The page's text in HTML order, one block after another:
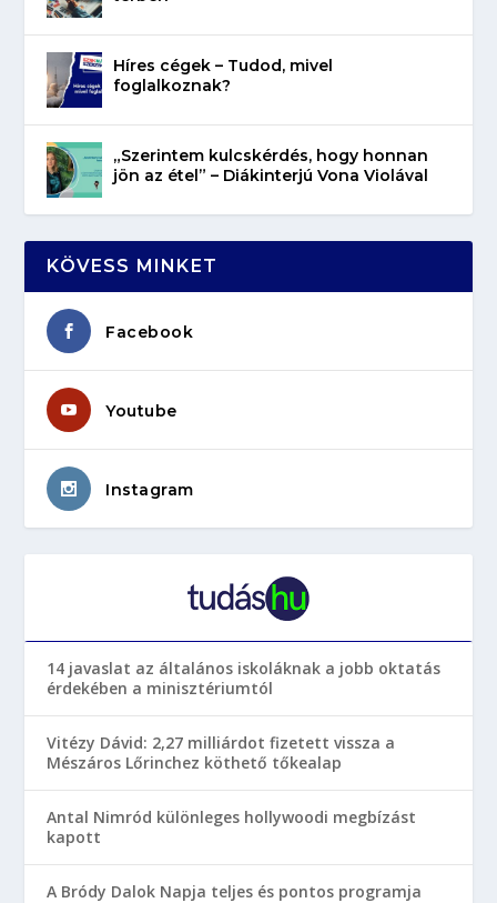
Híres cégek – Tudod, mivel
foglalkoznak?
„Szerintem kulcskérdés, hogy honnan
jön az étel” – Diákinterjú Vona Violával
KÖVESS MINKET
Facebook
Youtube
Instagram
14 javaslat az általános iskoláknak a jobb oktatás
érdekében a minisztériumtól
Vitézy Dávid: 2,27 milliárdot fizetett vissza a
Mészáros Lőrinchez köthető tőkealap
Antal Nimród különleges hollywoodi megbízást
kapott
A Bródy Dalok Napja teljes és pontos programja